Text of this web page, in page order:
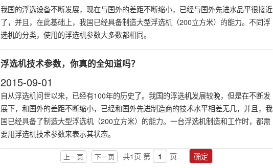
我国的浮选设备不断发展，现在与国外的差距不断缩小，已经与国外先进水品平很接近
了，并且，在此基础上，我国已经具备制造大型浮选机（200立方米）的能力。不同浮
选机的分类，使用的浮选机参数大多数都相同。
浮选机技术参数，你真的全知道吗？
2015-09-01
自从浮选机问世以来，已经有100年的历史了。我国的浮选机发展较晚，但是在不断发
展下，和国外的差距不断缩小，已经和国外先进制造商的技术水平相差无几，并且，我
国已经具备了制造大型浮选机（200立方米）的能力。一台浮选机制造和工作时，都需
要用浮选机技术参数来表示其状态。
上一页 下一页 共1 页 第 页 确定